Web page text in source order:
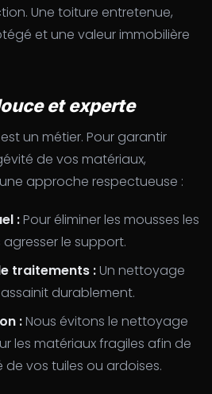
Une toiture entretenue,
et une valeur immobilière
et experte
un métier. Pour garantir
de vos matériaux,
une approche respectueuse :
:Pour éliminer les mousses les
le support.
traitements :Un nettoyage
durablement.
:Nous évitons le nettoyage
les matériaux fragiles afin de
vos tuiles ou ardoises.